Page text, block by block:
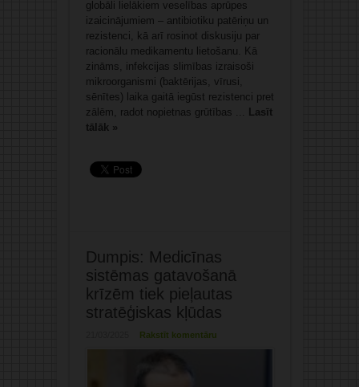
globāli lielākiem veselības aprūpes
izaicinājumiem – antibiotiku patēriņu un
rezistenci, kā arī rosinot diskusiju par
racionālu medikamentu lietošanu. Kā
zināms, infekcijas slimības izraisoši
mikroorganismi (baktērijas, vīrusi,
sēnītes) laika gaitā iegūst rezistenci pret
zālēm, radot nopietnas grūtības ... Lasīt
tālāk »
Dumpis: Medicīnas
sistēmas gatavošanā
krīzēm tiek pieļautas
stratēģiskas kļūdas
Rakstīt komentāru